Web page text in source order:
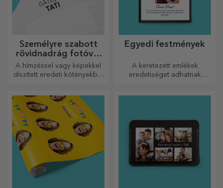
Személyre szabott
rövidnadrág fotóval
vagy hímzéssel
A hímzéssel vagy képekkel
díszített eredeti kötényekből
szerelmeseinek.
Egyedi festmények
A keretezett emlékek
eredetiséget adhatnak